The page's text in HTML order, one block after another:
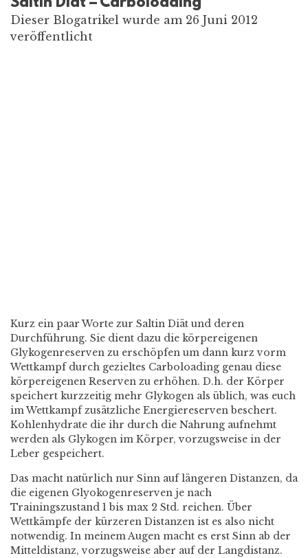
Dieser Blogatrikel wurde am 26 Juni 2012
veröffentlicht
Kurz ein paar Worte zur Saltin Diät und deren
Durchführung. Sie dient dazu die körpereigenen
Glykogenreserven zu erschöpfen um dann kurz vorm
Wettkampf durch gezieltes Carboloading genau diese
körpereigenen Reserven zu erhöhen. D.h. der Körper
speichert kurzzeitig mehr Glykogen als üblich, was euch
im Wettkampf zusätzliche Energiereserven beschert.
Kohlenhydrate die ihr durch die Nahrung aufnehmt
werden als Glykogen im Körper, vorzugsweise in der
Leber gespeichert.
Das macht natürlich nur Sinn auf längeren Distanzen, da
die eigenen Glyokogenreserven je nach
Trainingszustand 1 bis max 2 Std. reichen. Über
Wettkämpfe der kürzeren Distanzen ist es also nicht
notwendig. In meinem Augen macht es erst Sinn ab der
Mitteldistanz, vorzugsweise aber auf der Langdistanz.